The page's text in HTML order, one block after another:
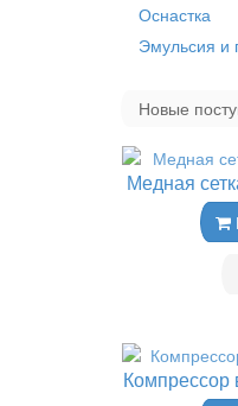
Оснастка
Эмульсия и
Новые
Медная